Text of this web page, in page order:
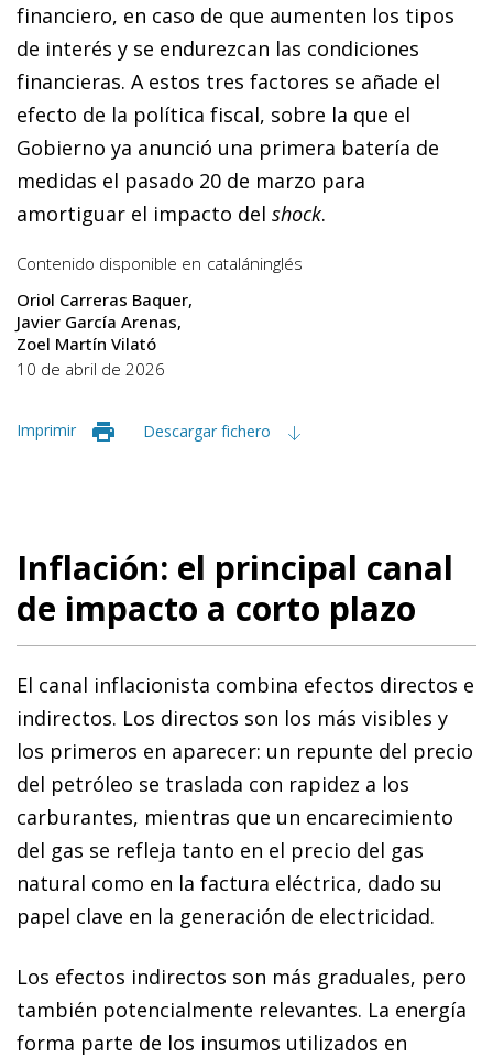
financiero, en caso de que aumenten los tipos
de interés y se endurezcan las condiciones
financieras. A estos tres factores se añade el
efecto de la política fiscal, sobre la que el
Gobierno ya anunció una primera batería de
medidas el pasado 20 de marzo para
amortiguar el impacto del shock.
Contenido disponible en cataláninglés
Oriol Carreras Baquer
Javier García Arenas
Zoel Martín Vilató
10 de abril de 2026
Imprimir Descargar fichero
Inflación: el principal canal
de impacto a corto plazo
El canal inflacionista combina efectos directos e
indirectos. Los directos son los más visibles y
los primeros en aparecer: un repunte del precio
del petróleo se traslada con rapidez a los
carburantes, mientras que un encarecimiento
del gas se refleja tanto en el precio del gas
natural como en la factura eléctrica, dado su
papel clave en la generación de electricidad.
Los efectos indirectos son más graduales, pero
también potencialmente relevantes. La energía
forma parte de los insumos utilizados en